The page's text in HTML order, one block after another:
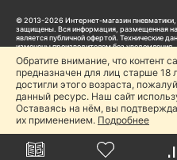
© 2013-2026 Интернет-магазин пневматики,
защищены. Вся информация, размещенная
является публичной офертой. Технические
изменены производителем без уведомления
Пользуясь сайтом Popadiv10.ru,
прописанными в
Политике
Копирование любой информации (тексты,
за исключением наличия письменного
Обратите внимание, что контент
предназначен для лиц старше 18
достигли этого возраста,
данный ресурс. Наш сайт
Оставаясь на нём, вы
их применением. Подробнее